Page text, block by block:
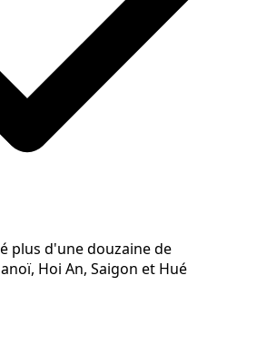
plus d'une douzaine de
Hoi An, Saigon et Hué